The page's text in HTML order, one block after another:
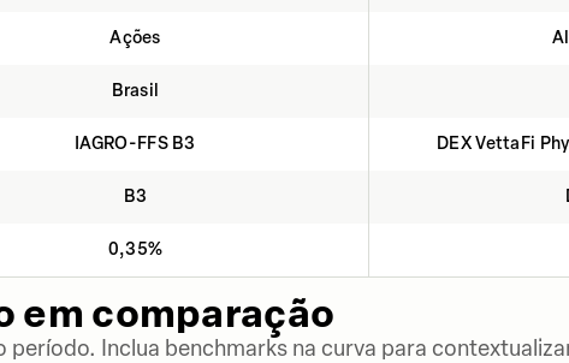
Ações
Brasil
IAGRO-FFS B3 DEX VettaFi
B3
0,35%
em comparação
período. Inclua benchmarks na curva para